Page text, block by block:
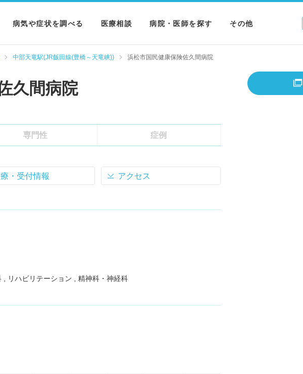
病気や症状を調べる 医療相談 病院・医師を探す その他
NEWS & JOURNAL
中部天竜駅(JR飯田線(豊橋～天竜峡)) 浜松市国民健康保険佐久間病院
久間病院
専門性 症例
・受付情報 アクセス
リハビリテーション 精神科・神経科